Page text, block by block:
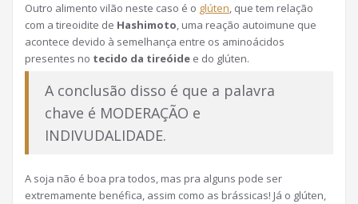
Outro alimento vilão neste caso é o glúten, que tem relação
com a tireoidite de Hashimoto, uma reação autoimune que
acontece devido à semelhança entre os aminoácidos
presentes no tecido da tireóide e do glúten.
A conclusão disso é que a palavra
chave é MODERAÇÃO e
INDIVUDALIDADE.
A soja não é boa pra todos, mas pra alguns pode ser
extremamente benéfica, assim como as brássicas! Já o glúten,